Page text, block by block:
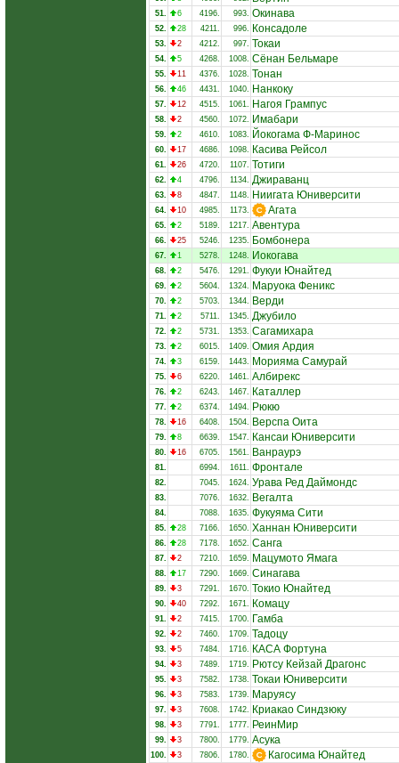
51. 6 4196. 993. Окинава
52. 28 4211. 996. Консадоле
53. 2 4212. 997. Токаи
54. 5 4268. 1008. Сёнан Бельмаре
55. 11 4376. 1028. Тонан
56. 46 4431. 1040. Нанкоку
57. 12 4515. 1061. Нагоя Грампус
58. 2 4560. 1072. Имабари
59. 2 4610. 1083. Йокогама Ф-Маринос
60. 17 4686. 1098. Касива Рейсол
61. 26 4720. 1107. Тотиги
62. 4 4796. 1134. Джираванц
63. 8 4847. 1148. Ниигата Юниверсити
64. 10 4985. 1173. Агата
65. 2 5189. 1217. Авентура
66. 25 5246. 1235. Бомбонера
67. 1 5278. 1248. Иокогава
68. 2 5476. 1291. Фукуи Юнайтед
69. 2 5604. 1324. Маруока Феникс
70. 2 5703. 1344. Верди
71. 2 5711. 1345. Джубило
72. 2 5731. 1353. Сагамихара
73. 2 6015. 1409. Омия Ардия
74. 3 6159. 1443. Морияма Самурай
75. 6 6220. 1461. Албирекс
76. 2 6243. 1467. Каталлер
77. 2 6374. 1494. Рюкю
78. 16 6408. 1504. Верспа Оита
79. 8 6639. 1547. Кансаи Юниверсити
80. 16 6705. 1561. Ванраурэ
81. 6994. 1611. Фронтале
82. 7045. 1624. Урава Ред Даймондс
83. 7076. 1632. Вегалта
84. 7088. 1635. Фукуяма Сити
85. 28 7166. 1650. Ханнан Юниверсити
86. 28 7178. 1652. Санга
87. 2 7210. 1659. Мацумото Ямага
88. 17 7290. 1669. Синагава
89. 3 7291. 1670. Токио Юнайтед
90. 40 7292. 1671. Комацу
91. 2 7415. 1700. Гамба
92. 2 7460. 1709. Тадоцу
93. 5 7484. 1716. КАСА Фортуна
94. 3 7489. 1719. Рютсу Кейзай Драгонс
95. 3 7582. 1738. Токаи Юниверсити
96. 3 7583. 1739. Маруясу
97. 3 7608. 1742. Криакао Синдзюку
98. 3 7791. 1777. РеинМир
99. 3 7800. 1779. Асука
100. 3 7806. 1780. Кагосима Юнайтед